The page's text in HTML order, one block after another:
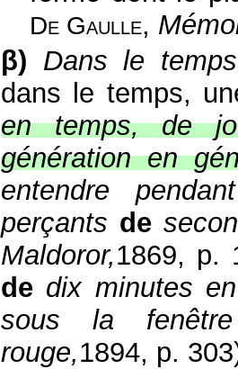
De Gaulle,
β) Dans le
dans le temps,
en temps, de
génération en
entendre
perçants de
Maldoror,1869, p.
de dix minutes
sous la fenêtre
rouge,1894, p.